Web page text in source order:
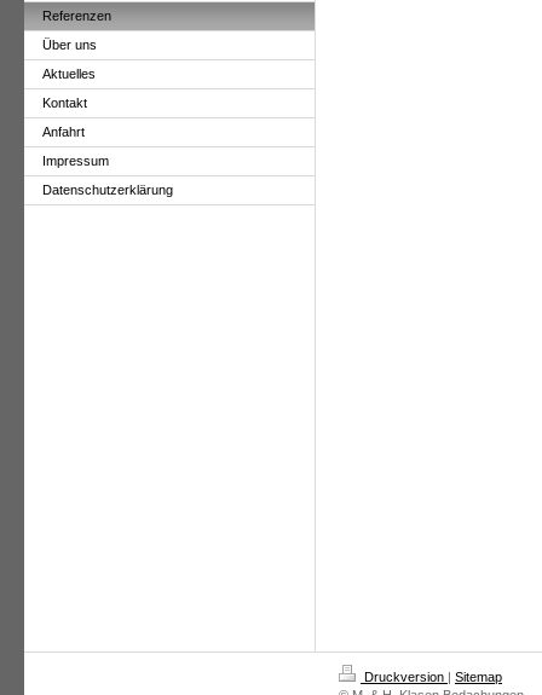
Referenzen
Über uns
Aktuelles
Kontakt
Anfahrt
Impressum
Datenschutzerklärung
Druckversion | Sitemap